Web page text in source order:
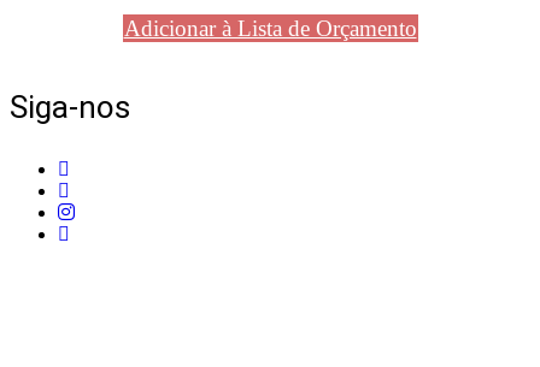
Adicionar à Lista de Orçamento
Siga-nos